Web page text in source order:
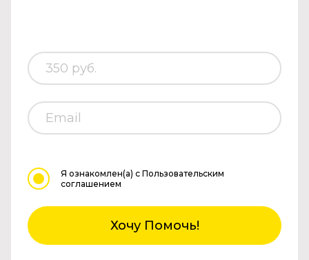
Я ознакомлен(а) с Пользовательским
соглашением
Хочу Помочь!